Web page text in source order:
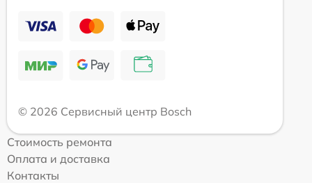
© 2026 Сервисный центр Bosch
Стоимость ремонта
Оплата и доставка
Контакты